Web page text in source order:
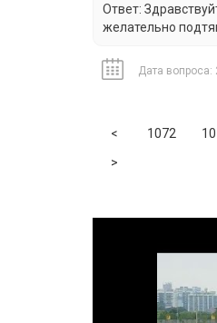
Ответ:
желательно
Дата вопроса:
< Previous
1072
>